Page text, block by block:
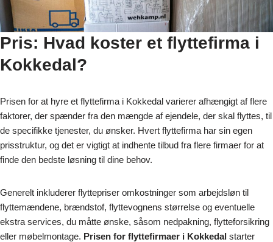
Pris: Hvad koster et flyttefirma i
Kokkedal?
Prisen for at hyre et flyttefirma i Kokkedal varierer afhængigt af flere
faktorer, der spænder fra den mængde af ejendele, der skal flyttes, til
de specifikke tjenester, du ønsker. Hvert flyttefirma har sin egen
prisstruktur, og det er vigtigt at indhente tilbud fra flere firmaer for at
finde den bedste løsning til dine behov.
Generelt inkluderer flyttepriser omkostninger som arbejdsløn til
flyttemændene, brændstof, flyttevognens størrelse og eventuelle
ekstra services, du måtte ønske, såsom nedpakning, flytteforsikring
eller møbelmontage. Prisen for flyttefirmaer i Kokkedal starter